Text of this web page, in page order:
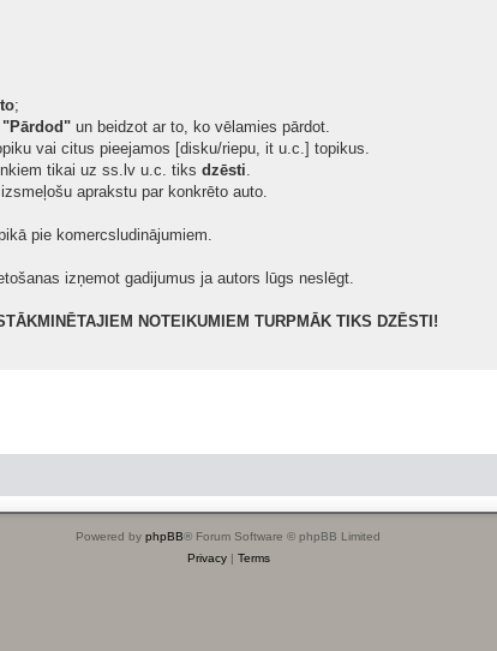
;
"Pārdod"un beidzot ar to, ko vēlamies pārdot.
vai citus pieejamos [disku/riepu, it u.c.] topikus.
tikai uz ss.lv u.c. tiks dzēsti
aprakstu par konkrēto auto.
pie komercsludinājumiem.
izņemot gadijumus ja autors lūgs neslēgt.
NOTEIKUMIEM TURPMĀK TIKS DZĒSTI!
Powered by phpBB® Forum Software © phpBB Limited
Privacy| Terms